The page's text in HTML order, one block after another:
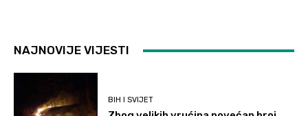
NAJNOVIJE VIJESTI
BIH I SVIJET